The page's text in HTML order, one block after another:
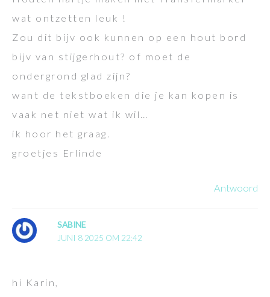
wat ontzetten leuk !
Zou dit bijv ook kunnen op een hout bord
bijv van stijgerhout? of moet de
ondergrond glad zijn?
want de tekstboeken die je kan kopen is
vaak net niet wat ik wil…
ik hoor het graag.
groetjes Erlinde
Antwoord
SABINE
JUNI 8 2025 OM 22:42
hi Karin,